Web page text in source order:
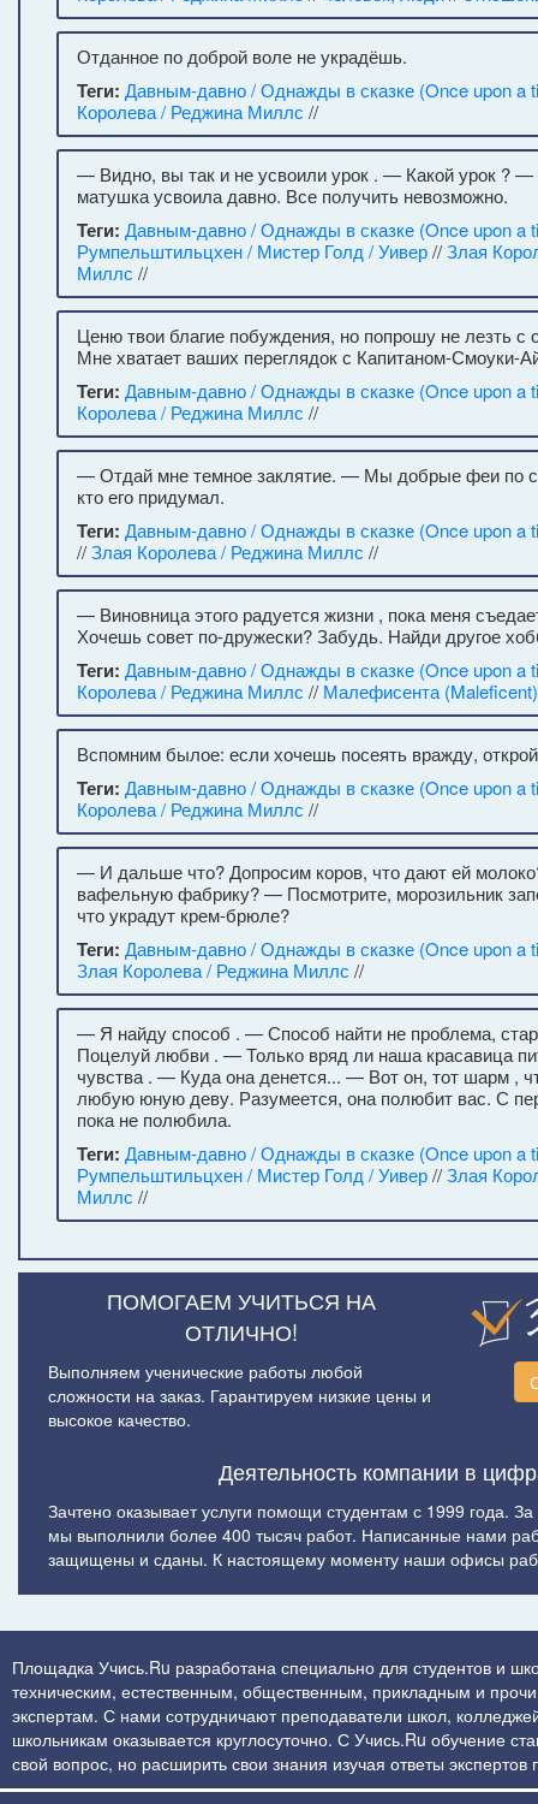
Отданное по доброй воле не украдёшь.
Теги: Давным-давно / Однажды в сказке (Once upon a
Королева / Реджина Миллс //
— Видно, вы так и не усвоили урок . — Какой урок ? —
матушка усвоила давно. Все получить невозможно.
Теги: Давным-давно / Однажды в сказке (Once upon a
Румпельштильцхен / Мистер Голд / Уивер//Злая
Миллс //
Ценю твои благие побуждения, но попрошу не лезть с
Мне хватает ваших переглядок с Капитаном-Смоуки-
Теги: Давным-давно / Однажды в сказке (Once upon a
Королева / Реджина Миллс //
— Отдай мне темное заклятие. — Мы добрые феи по
кто его придумал.
Теги: Давным-давно / Однажды в сказке (Once upon a
//Злая Королева / Реджина Миллс //
— Виновница этого радуется жизни , пока меня
Хочешь совет по-дружески? Забудь. Найди другое
Теги: Давным-давно / Однажды в сказке (Once upon a
Королева / Реджина Миллс // Малефисента (Maleficent)
Вспомним былое: если хочешь посеять вражду,
Теги: Давным-давно / Однажды в сказке (Once upon a
Королева / Реджина Миллс //
— И дальше что? Допросим коров, что дают ей
вафельную фабрику? — Посмотрите, морозильник
что украдут крем-брюле?
Теги: Давным-давно / Однажды в сказке (Once upon a
Злая Королева / Реджина Миллс //
— Я найду способ . — Способ найти не проблема,
Поцелуй любви . — Только вряд ли наша красавица
чувства . — Куда она денется... — Вот он, тот шарм ,
любую юную деву. Разумеется, она полюбит вас. С
пока не полюбила.
Теги: Давным-давно / Однажды в сказке (Once upon a
Румпельштильцхен / Мистер Голд / Уивер//Злая
Миллс //
ПОМОГАЕМ УЧИТЬСЯ НА
ОТЛИЧНО!
Выполняем ученические работы любой
сложности на заказ. Гарантируем низкие цены и
высокое качество.
Деятельность компании в
Зачтено оказывает услуги помощи студентам с 1999 года.
мы выполнили более 400 тысяч работ. Написанные нами
защищены и сданы. К настоящему моменту наши офисы
Площадка Учись.Ru разработана специально для студентов и
техническим, естественным, общественным, прикладным и
экспертам. С нами сотрудничают преподаватели школ,
школьникам оказывается круглосуточно. С Учись.Ru обучение
свой вопрос, но расширить свои знания изучая ответы